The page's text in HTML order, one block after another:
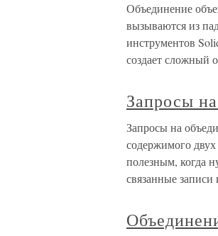
Объединение
вызываются из
инструментов
создает сложный
Запросы
Запросы на
содержимого
полезным, когда
связанные записи